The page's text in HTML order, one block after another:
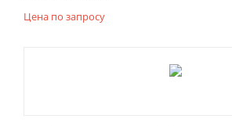
Цена по запросу